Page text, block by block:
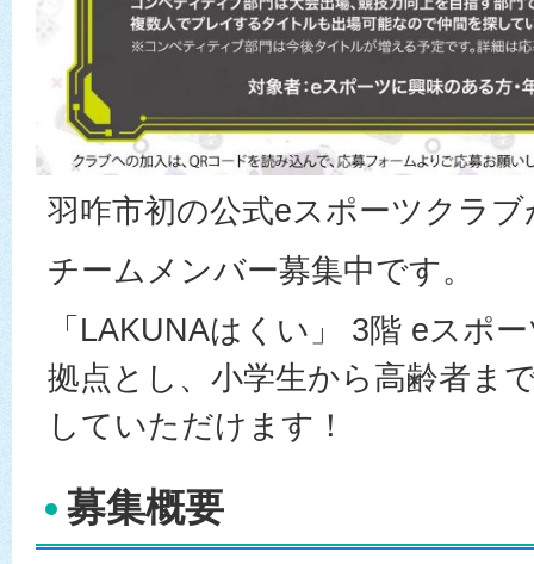
羽咋市初の公式eスポーツクラ
チームメンバー募集中です。
「LAKUNAはくい」 3階 eスポ
拠点とし、小学生から高齢者ま
していただけます！
募集概要